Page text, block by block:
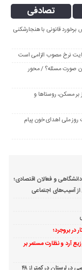
تصادفی
برخورد قانونی با هنجارشکنی
نرخ مصوب الزامی است
صورت مسئله؟ / محور
بر مسکن، روستاها و
روز ملی اهدای خون پیام
و فعالان اقتصادی؛
آسیب‌های اجتماعی
در بروجرد؛
آرد و نظارت مستمر بر
بازداشت ۳ گرداننده اصلی کانال انتشار تصاویر خصوصی در لرستان در کمتر از ۴۸